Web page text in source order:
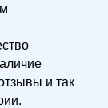
и так